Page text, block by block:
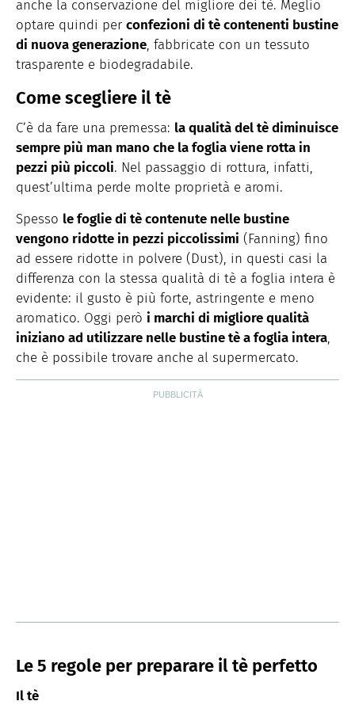
anche la conservazione del migliore dei tè. Meglio
optare quindi per confezioni di tè contenenti bustine
di nuova generazione, fabbricate con un tessuto
trasparente e biodegradabile.
Come scegliere il tè
C’è da fare una premessa: la qualità del tè diminuisce
sempre più man mano che la foglia viene rotta in
pezzi più piccoli. Nel passaggio di rottura, infatti,
quest’ultima perde molte proprietà e aromi.
Spesso le foglie di tè contenute nelle bustine
vengono ridotte in pezzi piccolissimi (Fanning) fino
ad essere ridotte in polvere (Dust), in questi casi la
differenza con la stessa qualità di tè a foglia intera è
evidente: il gusto è più forte, astringente e meno
aromatico. Oggi però i marchi di migliore qualità
iniziano ad utilizzare nelle bustine tè a foglia intera,
che è possibile trovare anche al supermercato.
Le 5 regole per preparare il tè perfetto
Il tè